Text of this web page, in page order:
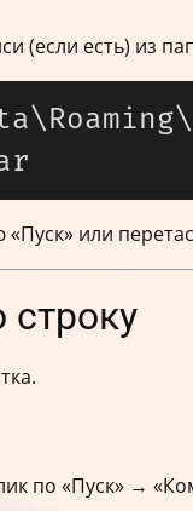
(если есть) из
или
по «Пуск» →